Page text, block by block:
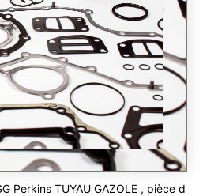
Perkins TUYAU GAZOLE , pièce d